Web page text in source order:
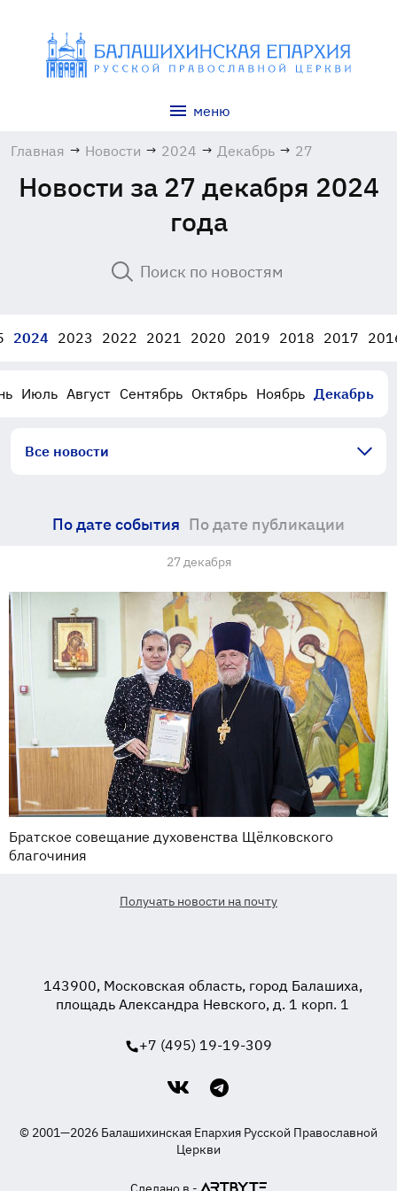
меню
Главная → Новости → 2024 → Декабрь → 27
Новости за 27 декабря 2024
года
2024 2023 2022 2021 2020 2019 2018 2017
Июль Август Сентябрь Октябрь Ноябрь Декабрь
Все новости
По дате события По дате публикации
27 декабря
Братское совещание духовенства Щёлковского
благочиния
Получать новости на почту
143900, Московская область, город Балашиха,
площадь Александра Невского, д. 1 корп. 1
+7 (495) 19-19-309
© 2001—2026 Балашихинская Епархия Русской Православной
Церкви